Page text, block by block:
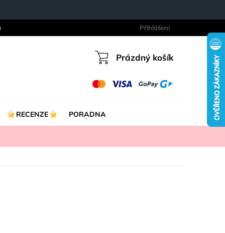
Přihlášení
Nákupní
Prázdný košík
RECENZE PORADNA